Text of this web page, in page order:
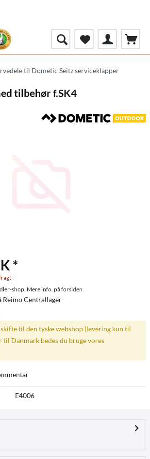
til Dometic Seitz serviceklapper
tilbehør f.SK4
*
shop. Mere info. på forsiden.
Reimo Centrallager
til den tyske webshop (levering kun til
til Danmark bedes du bruge vores
E4006